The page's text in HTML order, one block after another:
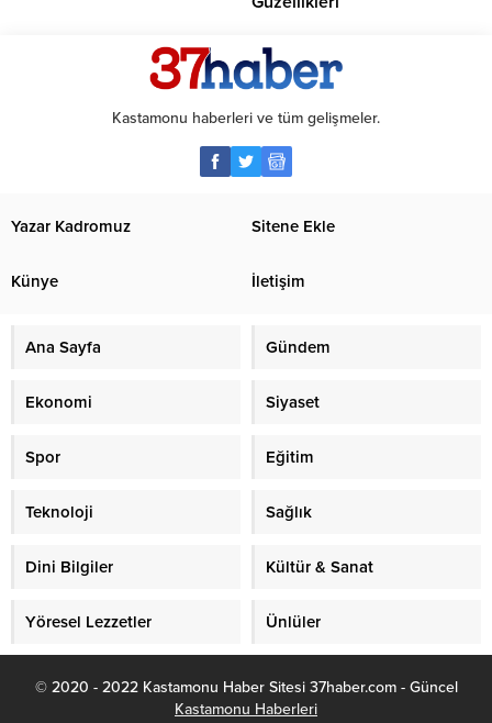
Kastamonu haberleri ve tüm gelişmeler.
Yazar Kadromuz Sitene Ekle
Künye İletişim
Ana Sayfa Gündem
Ekonomi Siyaset
Spor Eğitim
Teknoloji Sağlık
Dini Bilgiler Kültür & Sanat
Yöresel Lezzetler Ünlüler
© 2020 - 2022 Kastamonu Haber Sitesi 37haber.com - Güncel
Kastamonu Haberleri